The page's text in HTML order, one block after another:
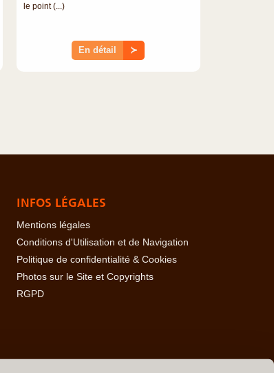
le point (...)
En détail ≻
INFOS LÉGALES
Mentions légales
Conditions d'Utilisation et de Navigation
Politique de confidentialité & Cookies
Photos sur le Site et Copyrights
RGPD